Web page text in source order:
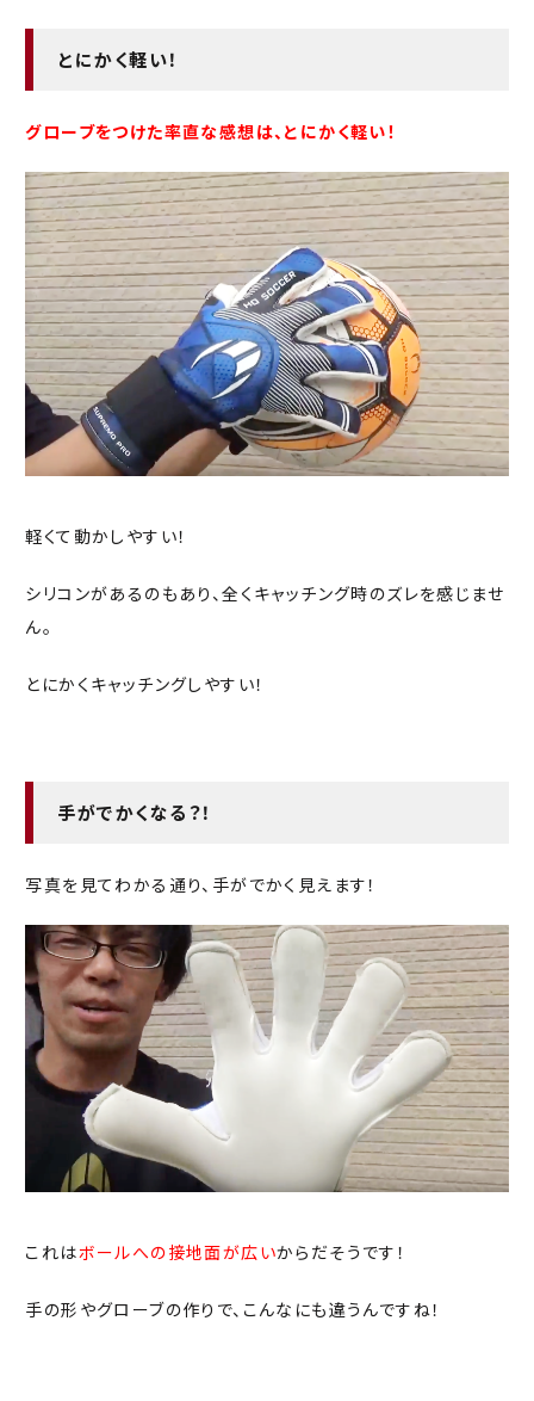
とにかく軽い！
グローブをつけた率直な感想は、とにかく軽い！
軽くて動かしやすい！
シリコンがあるのもあり、全くキャッチング時のズレを感じませ
ん。
とにかくキャッチングしやすい！
手がでかくなる？！
写真を見てわかる通り、手がでかく見えます！
これはボールへの接地面が広いからだそうです！
手の形やグローブの作りで、こんなにも違うんですね！